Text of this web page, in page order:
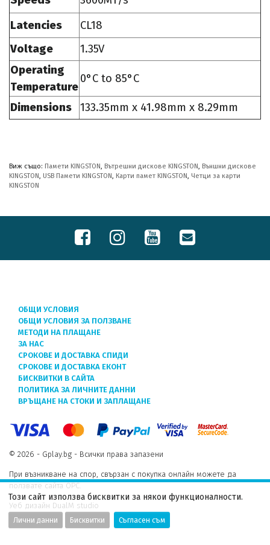
Latencies
CL18
Voltage
1.35V
Operating
Temperature
0°C to 85°C
Dimensions 133.35mm x 41.98mm x 8.29mm
Виж също: Памети KINGSTON Вътрешни дискове KINGSTON
Външни дискове
KINGSTON
USB Памети KINGSTON Карти памет KINGSTON
Четци за карти
KINGSTON
ОБЩИ УСЛОВИЯ
ОБЩИ УСЛОВИЯ ЗА ПОЛЗВАНЕ
МЕТОДИ НА ПЛАЩАНЕ
ЗА НАС
СРОКОВЕ И ДОСТАВКА СПИДИ
СРОКОВЕ И ДОСТАВКА ЕКОНТ
БИСКВИТКИ В САЙТА
ПОЛИТИКА ЗА ЛИЧНИТЕ ДАННИ
ВРЪЩАНЕ НА СТОКИ И ЗАПЛАЩАНЕ
© 2026 - Gplay.bg - Всички права запазени
При възникване на спор, свързан с покупка онлайн можете да
ползвате сайта ОРС.
Уеб дизайн DualM studio
Този сайт използва бисквитки за някои функционалности.
Лични данни Бисквитки Съгласен съм